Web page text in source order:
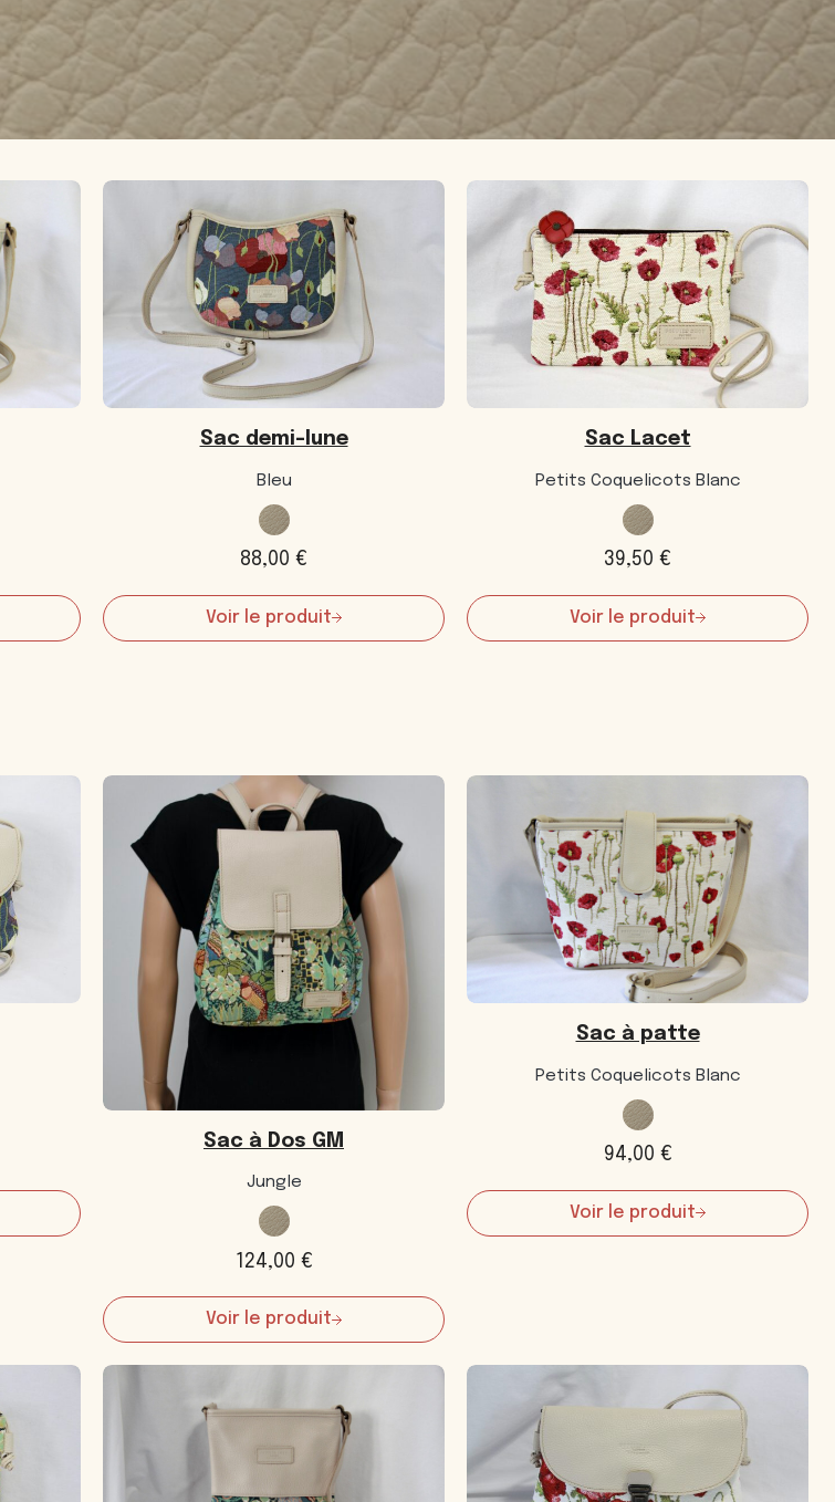
Sac demi-lune
Bleu
88,00 €
Voir le produit
:
Sac
Sac Lacet
Petits Coquelicots Blanc
39,50 €
Voir le produit
:
Sac
Sac à Dos GM
Jungle
124,00 €
Voir le produit
:
Sac
à
Sac à patte
Petits Coquelicots Blanc
94,00 €
Voir le produit
:
Sac